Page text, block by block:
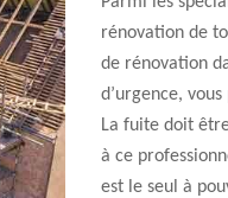
rénovation de
de rénovation
d’urgence,
La fuite doit
à ce
est le seul à